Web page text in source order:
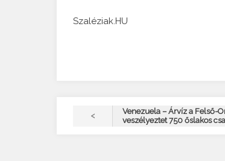
Szaléziak.HU
<
Venezuela – Árvíz a Felső-
veszélyeztet 750 őslakos